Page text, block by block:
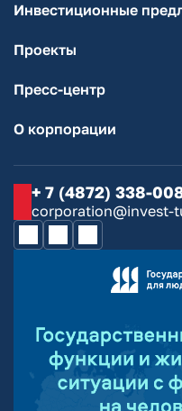
Инвестиционные
Проекты
Пресс-центр
О корпорации
+ 7 (4872) 338-
corporation@invest-